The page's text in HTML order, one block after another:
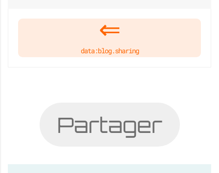
data:blog.sharing
Partager